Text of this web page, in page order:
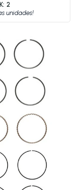
2
unidades!